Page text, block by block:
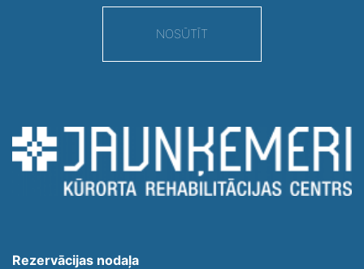
NOSŪTĪT
Rezervācijas nodaļa